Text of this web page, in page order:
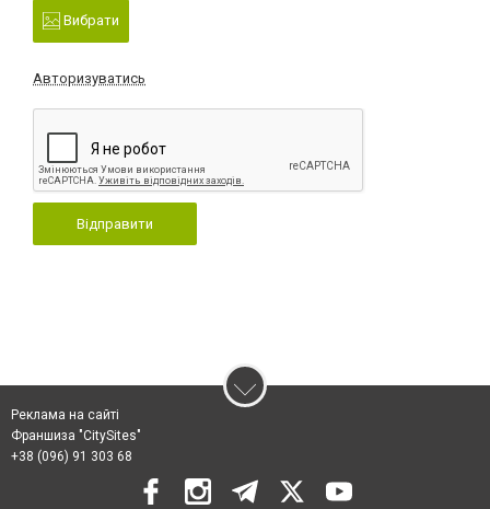
Вибрати
Авторизуватись
Відправити
Реклама на сайті
Франшиза "CitySites"
+38 (096) 91 303 68